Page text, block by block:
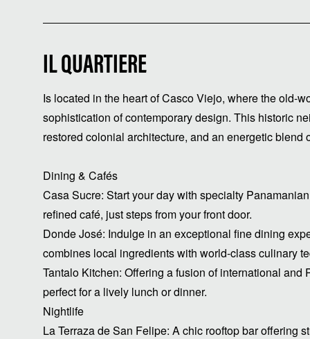
IL QUARTIERE
Is located in the heart of Casco Viejo, where the old-
sophistication of contemporary design. This historic
restored colonial architecture, and an energetic blend
Dining & Cafés
Casa Sucre: Start your day with specialty
refined café, just steps from your front door.
Donde José: Indulge in an exceptional fine dining
combines local ingredients with world-class culinary
Tantalo Kitchen: Offering a fusion of international
perfect for a lively lunch or dinner.
Nightlife
La Terraza de San Felipe: A chic rooftop bar offering